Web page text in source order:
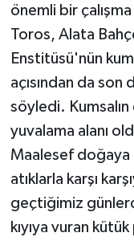
önemli bir çalışma
Toros, Alata
Enstitüsü'nün
açısından da
söyledi. Kumsalın
yuvalama alanı
Maalesef doğaya
atıklarla karşı
geçtiğimiz
kıyıya vuran